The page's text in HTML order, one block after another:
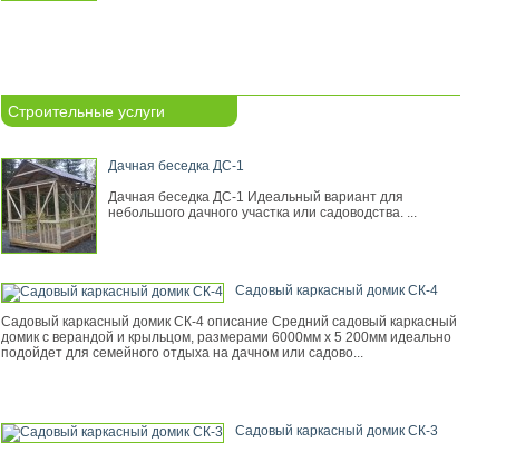
Строительные услуги
Дачная беседка ДС-1
Дачная беседка ДС-1 Идеальный вариант для
небольшого дачного участка или садоводства. ...
Садовый каркасный домик СК-4
Садовый каркасный домик СК-4 описание Средний садовый каркасный
домик с верандой и крыльцом, размерами 6000мм х 5 200мм идеально
подойдет для семейного отдыха на дачном или садово...
Садовый каркасный домик СК-3